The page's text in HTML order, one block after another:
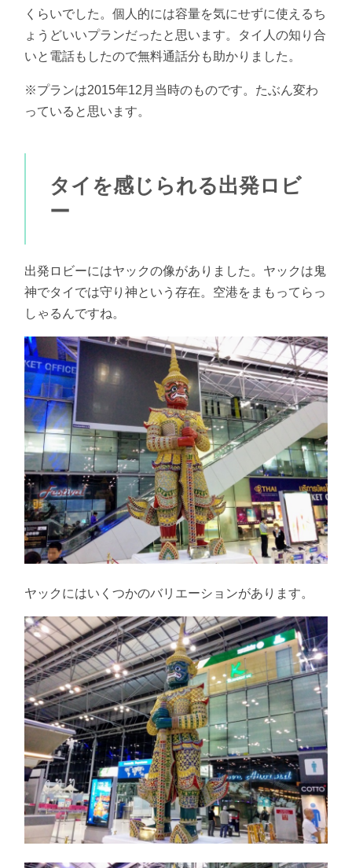
くらいでした。個人的には容量を気にせずに使えるち
ょうどいいプランだったと思います。タイ人の知り合
いと電話もしたので無料通話分も助かりました。
※プランは2015年12月当時のものです。たぶん変わ
っていると思います。
タイを感じられる出発ロビ
ー
出発ロビーにはヤックの像がありました。ヤックは鬼
神でタイでは守り神という存在。空港をまもってらっ
しゃるんですね。
ヤックにはいくつかのバリエーションがあります。